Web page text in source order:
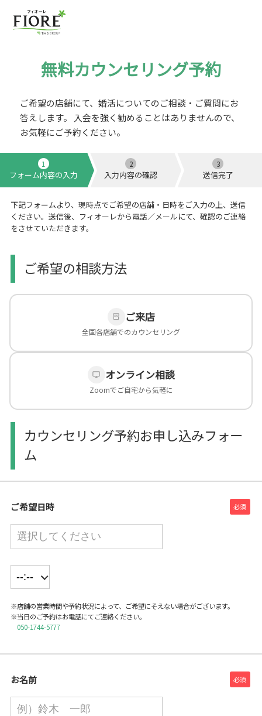
無料カウンセリング予約
ご希望の店舗にて、婚活についてのご相談・ご質問にお
答えします。
入会を強く勧めることはありませんので、
お気軽にご予約ください。
1
フォーム内容の入力
2
入力内容の確認
3
送信完了
下記フォームより、現時点でご希望の店舗・日時をご入力の上、送信
ください。送信後、フィオーレから電話／メールにて、確認のご連絡
をさせていただきます。
ご希望の相談方法
ご来店
全国各店舗でのカウンセリング
オンライン相談
Zoomでご自宅から気軽に
カウンセリング予約お申し込みフォー
ム
ご希望日時
※店舗の営業時間や予約状況によって、ご希望にそえない場合がございます。
※当日のご予約はお電話にてご連絡ください。
050-1744-5777
お名前